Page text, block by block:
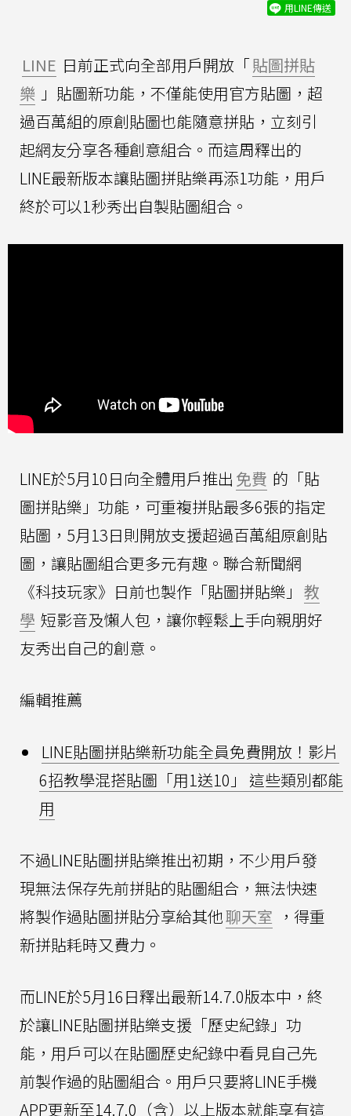
用LINE傳送
LINE 日前正式向全部用戶開放「貼圖拼貼
樂 」貼圖新功能，不僅能使用官方貼圖，超
過百萬組的原創貼圖也能隨意拼貼，立刻引
起網友分享各種創意組合。而這周釋出的
LINE最新版本讓貼圖拼貼樂再添1功能，用戶
終於可以1秒秀出自製貼圖組合。
LINE於5月10日向全體用戶推出 免費 的「貼
圖拼貼樂」功能，可重複拼貼最多6張的指定
貼圖，5月13日則開放支援超過百萬組原創貼
圖，讓貼圖組合更多元有趣。聯合新聞網
《科技玩家》日前也製作「貼圖拼貼樂」 教
學 短影音及懶人包，讓你輕鬆上手向親朋好
友秀出自己的創意。
編輯推薦
LINE貼圖拼貼樂新功能全員免費開放！影片
6招教學混搭貼圖「用1送10」 這些類別都能
用
不過LINE貼圖拼貼樂推出初期，不少用戶發
現無法保存先前拼貼的貼圖組合，無法快速
將製作過貼圖拼貼分享給其他聊天室 ，得重
新拼貼耗時又費力。
而LINE於5月16日釋出最新14.7.0版本中，終
於讓LINE貼圖拼貼樂支援「歷史紀錄」功
能，用戶可以在貼圖歷史紀錄中看見自己先
前製作過的貼圖組合。用戶只要將LINE手機
APP更新至14.7.0（含）以上版本就能享有這